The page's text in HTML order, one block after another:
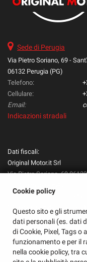
Sede di Perugia
Via Pietro Soriano, 69 -
06132 Perugia (PG)
Telefono:
Cellulare:
Email:
Indicazioni stradali
Dati fiscali:
Original Motor.it Srl
Via Pietro Soriano, 69
Registro delle imprese:
N°03596020549 - Codice
REA:PG-300651
Cookie policy
Questo sito e gli
dati personali (es. dati
di Cookie, Pixel, Tags
funzionamento e per il
nella cookie policy, tra